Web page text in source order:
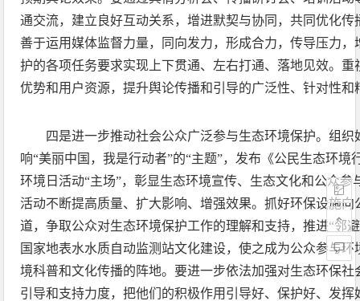
通交流，建立良好互动关系，增进默契与协同，共同优化
善于运用媒体监督力量，同向发力，形成合力，传导压力
护的各项任务要求实现上下贯通、左右打通、落地见效。
优势和用户资源，提升舆论传播和引导的广泛性、针对性和
四是进一步推动社会公众广泛参与生态环境保护。组织
响“美丽中国，我是行动者”的“主题”，发布《公民生态环境
环境日活动“主场”，彰显生态环境宣传、生态文化和公众参
活动不断提高质量、扩大影响、增强效果。抓好环保设施
道，争取公众对生态环境保护工作的理解和支持，推进“邻
国家地表水水质自动监测站文化建设，使之成为公众参与
境科普和文化传播的阵地。要进一步依法加强对生态环保
引导和支持力度，把他们的积极作用引导好、保护好、发挥